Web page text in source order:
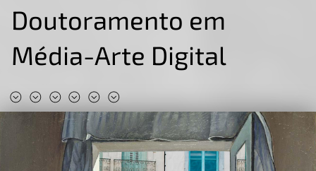
Doutoramento em
Média-Arte Digital